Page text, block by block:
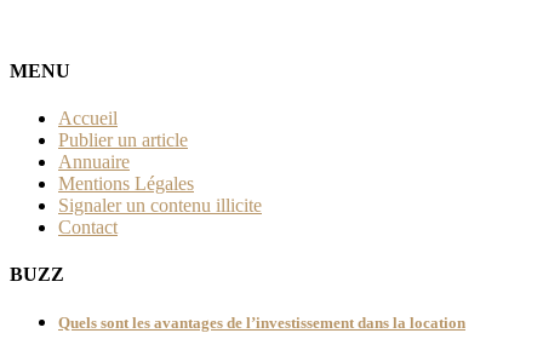
MENU
Accueil
Publier un article
Annuaire
Mentions Légales
Signaler un contenu illicite
Contact
BUZZ
Quels sont les avantages de l’investissement dans la location